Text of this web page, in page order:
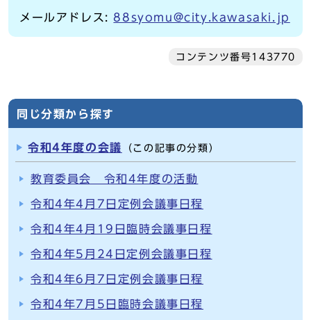
メールアドレス:88syomu@city.kawasaki.jp
コンテンツ番号143770
同じ分類から探す
令和4年度の会議 （この記事の分類）
教育委員会 令和4年度の活動
令和4年4月7日定例会議事日程
令和4年4月19日臨時会議事日程
令和4年5月24日定例会議事日程
令和4年6月7日定例会議事日程
令和4年7月5日臨時会議事日程